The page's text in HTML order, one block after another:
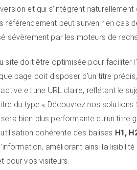
et qui s’intègrent naturellement
référencement peut survenir en cas
sévèrement par les moteurs de
site doit être optimisée pour faciliter
page doit disposer d’un titre
et une URL claire, reflétant le
du type « Découvrez nos solutions
bien plus performante qu’un titre
cohérente des balises H1,
améliorant ainsi la
pour vos visiteurs.